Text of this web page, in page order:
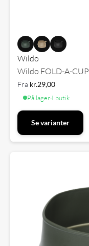
Wildo
Wildo FOLD-A-CUP
Fra kr.29,00
På lager·I butik
Se varianter